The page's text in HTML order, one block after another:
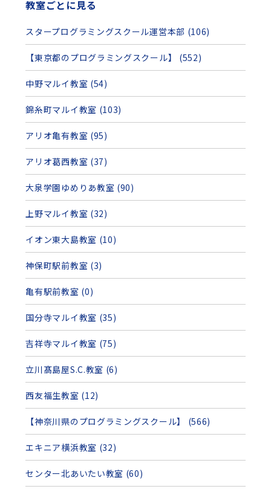
教室ごとに見る
スタープログラミングスクール運営本部 (106)
【東京都のプログラミングスクール】 (552)
中野マルイ教室 (54)
錦糸町マルイ教室 (103)
アリオ亀有教室 (95)
アリオ葛西教室 (37)
大泉学園ゆめりあ教室 (90)
上野マルイ教室 (32)
イオン東大島教室 (10)
神保町駅前教室 (3)
亀有駅前教室 (0)
国分寺マルイ教室 (35)
吉祥寺マルイ教室 (75)
立川髙島屋S.C.教室 (6)
西友福生教室 (12)
【神奈川県のプログラミングスクール】 (566)
エキニア横浜教室 (32)
センター北あいたい教室 (60)